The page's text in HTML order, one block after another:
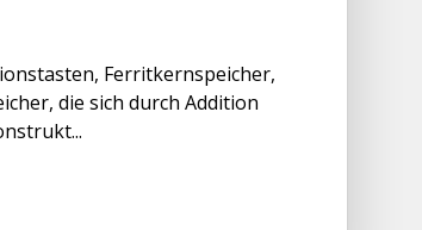
Ferritkernspeicher,
die sich durch Addition